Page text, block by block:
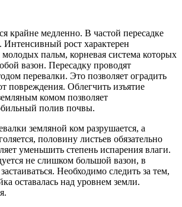
крайне медленно. В частой пересадке
Интенсивный рост характерен
пальм, корневая система которых
вазон. Пересадку проводят
перевалки. Это позволяет оградить
повреждения. Облегчить изъятие
комом позволяет
полив почвы.
земляной ком разрушается, а
половину листьев обязательно
уменьшить степень испарения влаги.
не слишком большой вазон, в
Необходимо следить за тем,
оставалась над уровнем земли.